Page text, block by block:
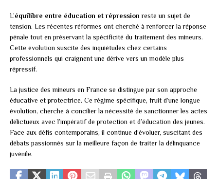
L’équilibre entre éducation et répression reste un sujet de
tension. Les récentes réformes ont cherché à renforcer la réponse
pénale tout en préservant la spécificité du traitement des mineurs.
Cette évolution suscite des inquiétudes chez certains
professionnels qui craignent une dérive vers un modèle plus
répressif.
La justice des mineurs en France se distingue par son approche
éducative et protectrice. Ce régime spécifique, fruit d’une longue
évolution, cherche à concilier la nécessité de sanctionner les actes
délictueux avec l’impératif de protection et d’éducation des jeunes.
Face aux défis contemporains, il continue d’évoluer, suscitant des
débats passionnés sur la meilleure façon de traiter la délinquance
juvénile.